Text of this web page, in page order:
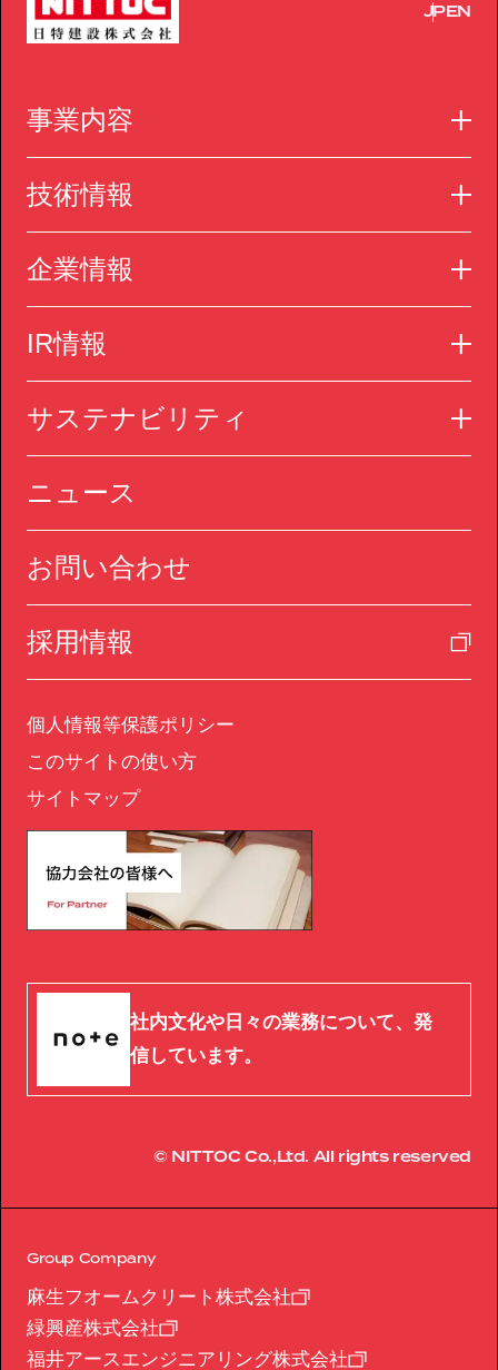
JPEN
事業内容
技術情報
企業情報
IR情報
サステナビリティ
ニュース
お問い合わせ
採用情報
個人情報等保護ポリシー
このサイトの使い方
サイトマップ
社内文化や日々の業務について、発
信しています。
© NITTOC Co.,Ltd. All rights reserved
Group Company
麻生フオームクリート株式会社
緑興産株式会社
福井アースエンジニアリング株式会社